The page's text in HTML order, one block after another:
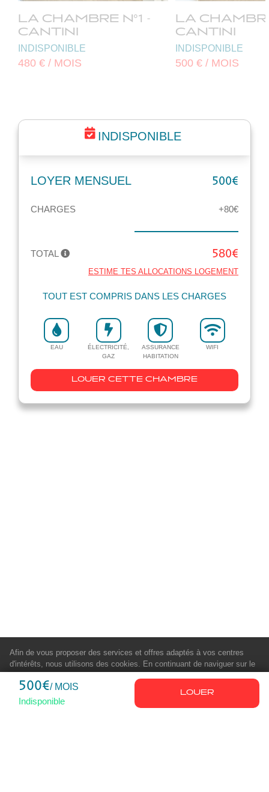
Afin de vous proposer des services et offres adaptés à vos centres
d'intérêts, nous utilisons des cookies. En continuant de naviguer sur le
500€/ MOIS
Indisponible
LOUER
LA CHAMBRE N°1 -
CANTINI
INDISPONIBLE
480 € / MOIS
LA
CANTINI
INDISPONIBLE
500 € / MOIS
INDISPONIBLE
LOYER MENSUEL 500€
CHARGES +80€
TOTAL 580€
ESTIME TES ALLOCATIONS LOGEMENT
TOUT EST COMPRIS DANS LES CHARGES
EAU
ÉLECTRICITÉ,
GAZ
ASSURANCE
HABITATION
WIFI
LOUER CETTE CHAMBRE